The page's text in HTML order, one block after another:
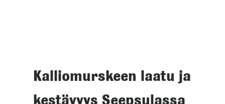
Kalliomurskeen laatu ja